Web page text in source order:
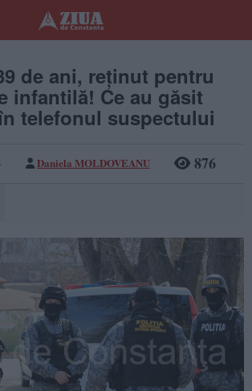
de ani, reținut pentru
infantilă! Ce au găsit
telefonul suspectului
Daniela MOLDOVEANU 876